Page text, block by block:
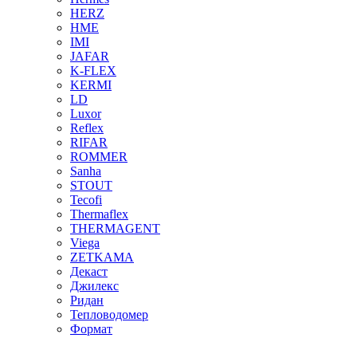
HERZ
HME
IMI
JAFAR
K-FLEX
KERMI
LD
Luxor
Reflex
RIFAR
ROMMER
Sanha
STOUT
Tecofi
Thermaflex
THERMAGENT
Viega
ZETKAMA
Декаст
Джилекс
Ридан
Тепловодомер
Формат